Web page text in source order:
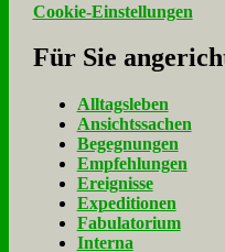
Cookie-Einstellungen
Für Sie
Alltagsleben
Ansichtssachen
Begegnungen
Empfehlungen
Ereignisse
Expeditionen
Fabulatorium
Interna